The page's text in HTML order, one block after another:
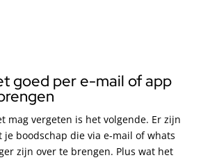
goed per e-mail of app
mag vergeten is het volgende. Er zijn
boodschap die via e-mail of whats
zijn over te brengen. Plus wat het